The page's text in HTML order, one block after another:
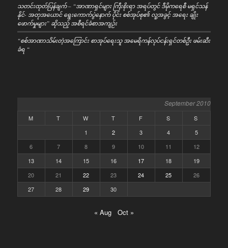
သတင်းထုတ်ပြန်ချက် – “အာဏာရှင်များ ကြီးစိုးရာ အရပ်တွင် ဒီမိုကရေစီ မရှင်သန်
နိုင်- အတုအယောင် ရွေးကောက်ပွဲနောက် ပိုင်း စစ်အုပ်စု၏ လူ့အခွင့် အရေး ချိုး
ဖောက်မှုများ” ဆိုသည့် အစီရင်ခံစာအကျဉ်း
“စစ်အာဏာသိမ်းတဲ့အကြောင်း စာအုပ်ရေးသူ အမေရိကန်လုပ်ငန်းရှင်တစ်ဦး ဖမ်းဆီး
ခံရ “
September 2010
M T W T F S
S
1
2 3 4
5
6
7 8 9 10 11
12
13
14 15 16 17 18
19
20
21 22 23 24 25
26
27
28 29 30
« Aug Oct »